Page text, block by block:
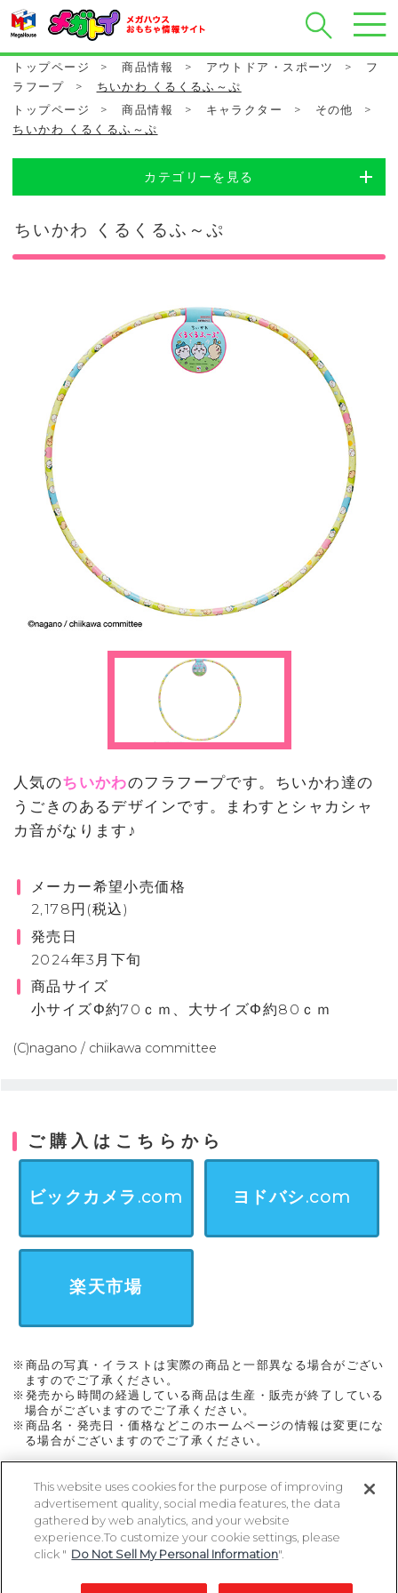
トップページ > 商品情報 > アウトドア・スポーツ >
フ
ラフープ
>
ちいかわ くるくるふ～ぷ
トップページ
> 商品情報 > キャラクター > その他
>
ちいかわ くるくるふ～ぷ
カテゴリーを見る
ちいかわ くるくるふ～ぷ
人気のちいかわのフラフープです。ちいかわ達の
うごきのあるデザインです。まわすとシャカシャ
カ音がなります♪
メーカー希望小売価格
2,178円(税込)
発売日
2024年3月下旬
商品サイズ
小サイズΦ約70ｃｍ、大サイズΦ約80ｃｍ
(C)nagano / chiikawa committee
ご購入はこちらから
ビックカメラ.com ヨドバシ.com
楽天市場
※商品の写真・イラストは実際の商品と一部異なる場合がござい
ますのでご了承ください。
※発売から時間の経過している商品は生産・販売が終了している
場合がございますのでご了承ください。
※商品名・発売日・価格などこのホームページの情報は変更にな
る場合がございますのでご了承ください。
ページトップに戻る
Copyright 2005-2026 MegaHouse Corporation. All rights reserved.
This website uses cookies for the purpose of improving
advertisement quality, social media features, the data
gathered by web analytics, and your website
experience.To customize your cookie settings, please
click " Do Not Sell My Personal Information".